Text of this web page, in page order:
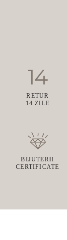
RETUR
14 ZILE
BIJUTERII
CERTIFICATE